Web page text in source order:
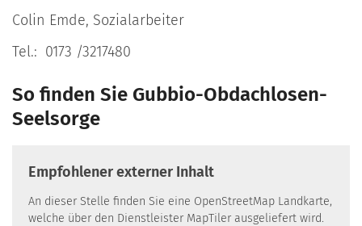
Colin Emde, Sozialarbeiter
Tel.: 0173 /3217480
So finden Sie Gubbio-Obdachlosen-
Seelsorge
Empfohlener externer Inhalt
An dieser Stelle finden Sie eine OpenStreetMap Landkarte,
welche über den Dienstleister MapTiler ausgeliefert wird.